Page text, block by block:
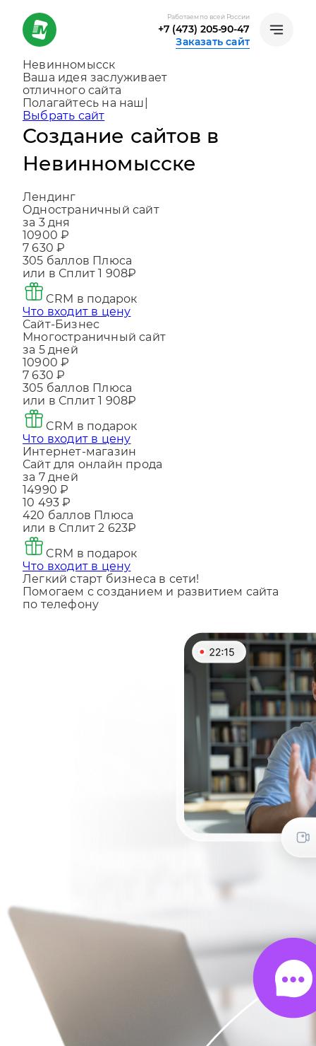
Работаем по всей России
+7 (473) 205-90-47
Заказать сайт
Невинномысск
Ваша идея заслуживает
отличного сайта
Создаем, консультируем и помогаем
развиваться|
Выбрать сайт
Создание сайтов в
Невинномысске
Лендинг
Одностраничный сайт
за 3 дня
10900 ₽
7 630 ₽
305баллов Плюса
или в Сплит
CRM в подарок
Что входит в цену
Сайт-Бизнес
Многостраничный сайт
за 5 дней
10900 ₽
7 630 ₽
305баллов Плюса
или в Сплит
CRM в подарок
Что входит в цену
Интернет-магазин
Сайт для онлайн прода
за 7 дней
14990 ₽
10 493 ₽
420 баллов Плюса
или в Сплит
CRM в подарок
Что входит в цену
Легкий старт бизнеса в сети!
Помогаем с созданием и развитием сайта